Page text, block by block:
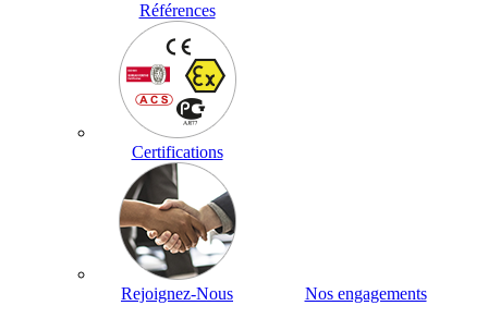
Références
Certifications
Rejoignez-Nous
Nos engagements